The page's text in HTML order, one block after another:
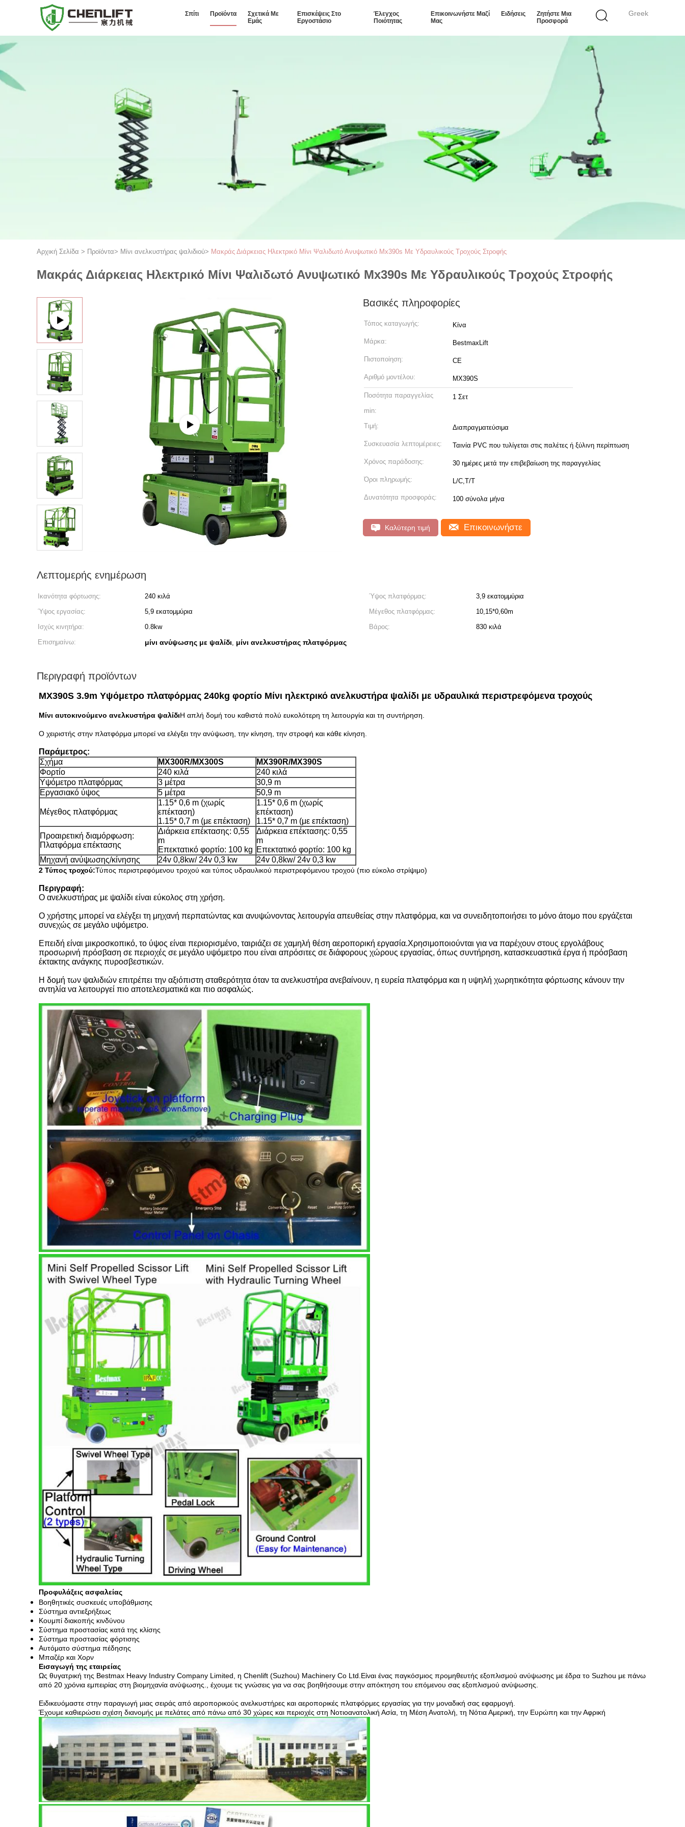
Greek
Σπίτι Προϊόντα
Σχετικά Με
Εμάς
Επισκέψεις Στο
Εργοστάσιο
Έλεγχος
Ποιότητας
Επικοινωνήστε Μαζί
Μας
Ειδήσεις
Ζητήστε Μια
Προσφορά
Αρχική Σελίδα > Προϊόντα> Μίνι ανελκυστήρας ψαλιδιού> Μακράς Διάρκειας Ηλεκτρικό Μίνι Ψαλιδωτό Ανυψωτικό Mx390s Με Υδραυλικούς Τροχούς Στροφής
Μακράς Διάρκειας Ηλεκτρικό Μίνι Ψαλιδωτό Ανυψωτικό Mx390s Με Υδραυλικούς Τροχούς Στροφής
Βασικές πληροφορίες
Τόπος καταγωγής: Κίνα
Μάρκα: BestmaxLift
Πιστοποίηση: CE
Αριθμό μοντέλου: MX390S
Ποσότητα παραγγελίας
min:
1 Σετ
Τιμή: Διαπραγματεύσιμα
Συσκευασία λεπτομέρειες: Ταινία PVC που τυλίγεται στις παλέτες ή ξύλινη περίπτωση
Χρόνος παράδοσης: 30 ημέρες μετά την επιβεβαίωση της παραγγελίας
Όροι πληρωμής: L/C,T/T
Δυνατότητα προσφοράς: 100 σύνολα μήνα
Καλύτερη τιμή Επικοινωνήστε
Λεπτομερής ενημέρωση
Ικανότητα φόρτωσης: 240 κιλά Ύψος πλατφόρμας:
3,9 εκατομμύρια
Ύψος εργασίας:
5,9 εκατομμύρια Μέγεθος πλατφόρμας:
10,15*0,60m
Ισχύς κινητήρα:
0.8kw Βάρος:
830 κιλά
Επισημαίνω:
μίνι ανύψωσης με ψαλίδι, μίνι ανελκυστήρας πλατφόρμας
Περιγραφή προϊόντων
MX390S 3.9m Υψόμετρο πλατφόρμας 240kg φορτίο Μίνι ηλεκτρικό ανελκυστήρα ψαλίδι με υδραυλικά περιστρεφόμενα τροχούς
Μίνι αυτοκινούμενο ανελκυστήρα ψαλίδιΗ απλή δομή του καθιστά πολύ ευκολότερη τη λειτουργία και τη συντήρηση.
Ο χειριστής στην πλατφόρμα μπορεί να ελέγξει την ανύψωση, την κίνηση, την στροφή και κάθε κίνηση.
Παράμετρος:
Σχήμα
MX300R/MX300S
MX390R/MX390S
Φορτίο
240 κιλά
240 κιλά
Υψόμετρο πλατφόρμας
3 μέτρα
30,9 m
Εργασιακό ύψος
5 μέτρα 50,9 m
Μέγεθος πλατφόρμας
1.15* 0,6 m (χωρίς
επέκταση)
1.15* 0,7 m (με επέκταση)
1.15* 0,6 m (χωρίς
επέκταση)
1.15* 0,7 m (με επέκταση)
Προαιρετική διαμόρφωση:
Πλατφόρμα επέκτασης
Διάρκεια επέκτασης: 0,55
m
Επεκτατικό φορτίο: 100 kg
Διάρκεια επέκτασης: 0,55
m
Επεκτατικό φορτίο: 100 kg
Μηχανή ανύψωσης/κίνησης
24v 0,8kw/ 24v 0,3 kw 24v 0,8kw/ 24v 0,3 kw
2 Τύπος τροχού:Τύπος περιστρεφόμενου τροχού και τύπος υδραυλικού περιστρεφόμενου τροχού (πιο εύκολο στρίψιμο)
Περιγραφή:
Ο ανελκυστήρας με ψαλίδι είναι εύκολος στη χρήση.
Ο χρήστης μπορεί να ελέγξει τη μηχανή περπατώντας και ανυψώνοντας λειτουργία απευθείας στην πλατφόρμα, και να συνειδητοποιήσει το μόνο άτομο που εργάζεται
συνεχώς σε μεγάλο υψόμετρο.
Επειδή είναι μικροσκοπικό, το ύψος είναι περιορισμένο, ταιριάζει σε χαμηλή θέση αεροπορική εργασία.Χρησιμοποιούνται για να παρέχουν στους εργολάβους
προσωρινή πρόσβαση σε περιοχές σε μεγάλο υψόμετρο που είναι απρόσιτες σε διάφορους χώρους εργασίας, όπως συντήρηση, κατασκευαστικά έργα ή πρόσβαση
έκτακτης ανάγκης πυροσβεστικών.
Η δομή των ψαλιδιών επιτρέπει την αξιόπιστη σταθερότητα όταν τα ανελκυστήρα ανεβαίνουν, η ευρεία πλατφόρμα και η υψηλή χωρητικότητα φόρτωσης κάνουν την
αντηλία να λειτουργεί πιο αποτελεσματικά και πιο ασφαλώς.
Προφυλάξεις ασφαλείας
Βοηθητικές συσκευές υποβάθμισης
Σύστημα αντιεξρήξεως
Κουμπί διακοπής κινδύνου
Σύστημα προστασίας κατά της κλίσης
Σύστημα προστασίας φόρτισης
Αυτόματο σύστημα πέδησης
Μπαζέρ και Χορν
Εισαγωγή της εταιρείας
Ως θυγατρική της Bestmax Heavy Industry Company Limited, η Chenlift (Suzhou) Machinery Co Ltd.Είναι ένας παγκόσμιος προμηθευτής εξοπλισμού ανύψωσης με έδρα το Suzhou με πάνω
από 20 χρόνια εμπειρίας στη βιομηχανία ανύψωσης., έχουμε τις γνώσεις για να σας βοηθήσουμε στην απόκτηση του επόμενου σας εξοπλισμού ανύψωσης.
Ειδικευόμαστε στην παραγωγή μιας σειράς από αεροπορικούς ανελκυστήρες και αεροπορικές πλατφόρμες εργασίας για την μοναδική σας εφαρμογή.
Έχουμε καθιερώσει σχέση διανομής με πελάτες από πάνω από 30 χώρες και περιοχές στη Νοτιοανατολική Ασία, τη Μέση Ανατολή, τη Νότια Αμερική, την Ευρώπη και την Αφρική